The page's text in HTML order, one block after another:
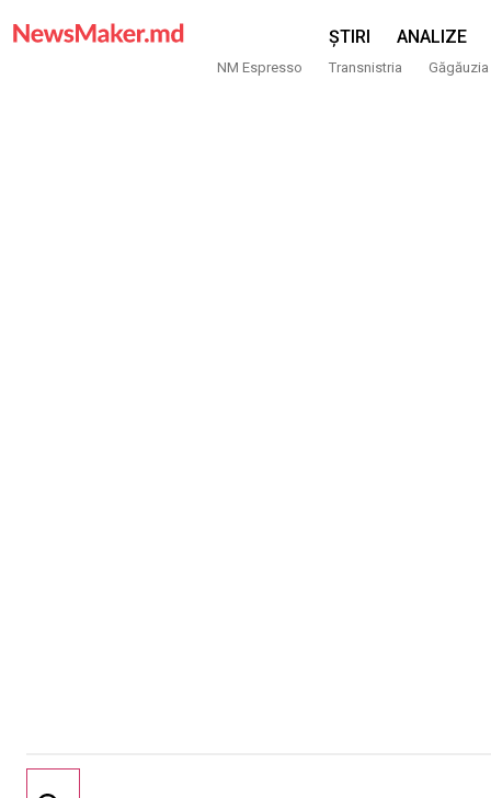
ȘTIRI ANALIZE
NM Espresso Transnistria Găgăuzia